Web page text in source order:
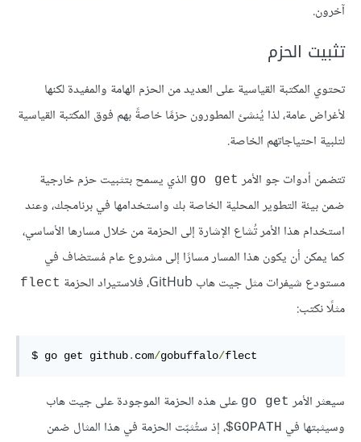
آخرون.
تثبيت الحزم
تحتوي المكتبة القياسية على العديد من الحزم الهامة والمفيدة لكنها
لأغراض عامة، لذا يُنشئ المطورون حزمًا خاصةً بهم فوق المكتبة القياسية
لتلبية احتياجاتهم الخاصة.
تتضمن أدوات جو الأمر go get الذي يسمح بتثبيت حزم خارجية
ضمن بيئة التطوير المحلية الخاصة بك واستخدامها في برنامجك، وعند
استخدام هذا الأمر تُشاع الإشارة إلى الحزمة من خلال مسارها الأساسي،
كما يمكن أن يكون هذا المسار مسارًا إلى مشروع عام مُستضاف في
مستودع شيفرات مثل جيت هاب GitHub، فلاستيراد الحزمة
flect
مثلًا نكتب:
$ go get github. com/gobuffalo/flect
سيعثر الأمر go get على هذه الحزمة الموجودة على جيت هاب
وسيثبتها في GOPATH$
، إذ ستُثبّت الحزمة في هذا المثال ضمن